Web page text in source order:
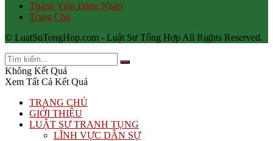
Thành Viên Đăng Nhập
Trang Chủ
© LuatSuTongHop.com - Luật Sư Tổng Hợp All Rights Reserved.
Không Kết Quả
Xem Tất Cả Kết Quả
TRANG CHỦ
GIỚI THIỆU
LUẬT SƯ TRANH TỤNG
LĨNH VỰC DÂN SỰ